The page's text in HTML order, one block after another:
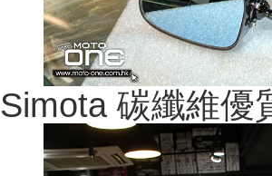
Simota 碳纖維優